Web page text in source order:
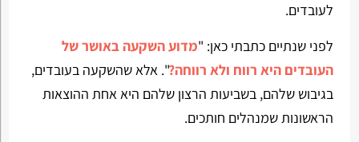
לעובדים.
לפני שנתיים כתבתי כאן: "מדוע השקעה באושר של
העובדים היא רווח ולא רווחה?". אלא שהשקעה בעובדים,
בגיבוש שלהם, בשביעות הרצון שלהם היא אחת ההוצאות
הראשונות שמנהלים חותכים.